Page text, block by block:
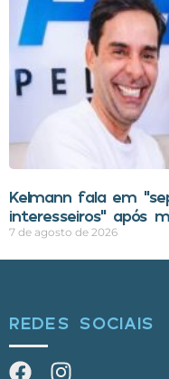
Kelmann fala em
interesseiros” após
7 de agosto de 2026
REDES SOCIAIS